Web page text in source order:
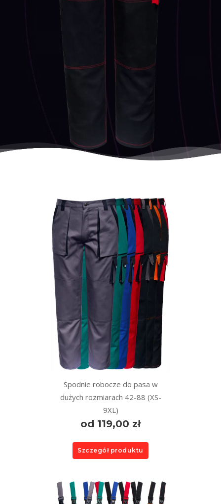
Spodnie robocze do pasa w
dużych rozmiarach 42-88 (XS-
9XL)
od 119,00 zł
Szczegół produktu